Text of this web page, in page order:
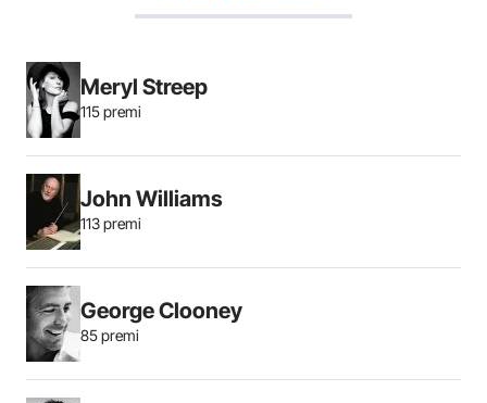
Meryl Streep
115 premi
John Williams
113 premi
George Clooney
85 premi